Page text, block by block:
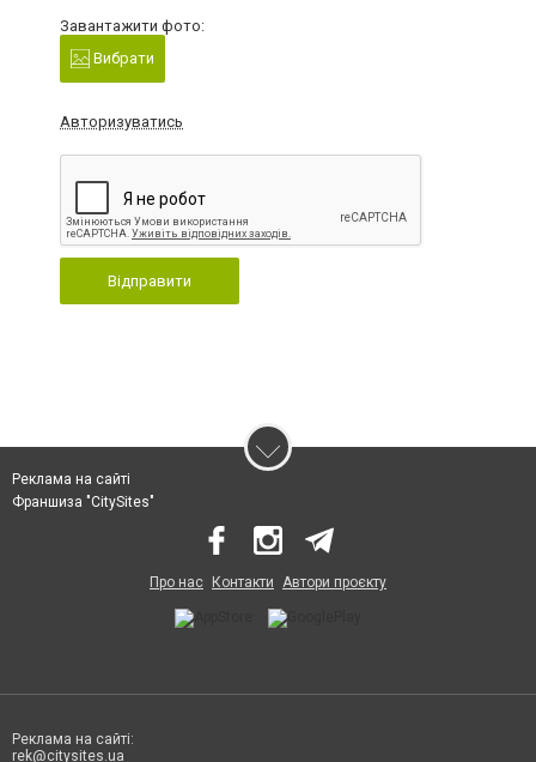
Завантажити фото:
Вибрати
Авторизуватись
Відправити
Реклама на сайті
Франшиза "CitySites"
Про нас Контакти Автори проєкту
Реклама на сайті:
rek@citysites.ua